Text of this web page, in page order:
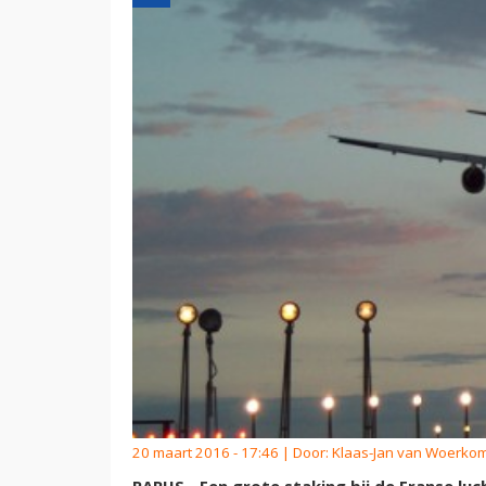
20 maart 2016 - 17:46 | Door: Klaas-Jan van